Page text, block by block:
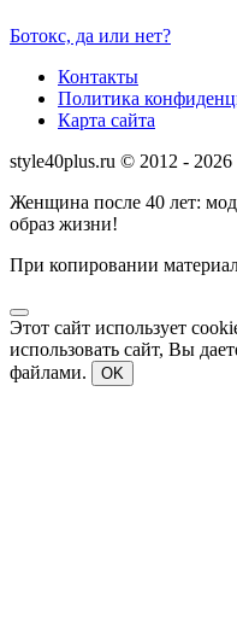
Ботокс, да или нет?
Контакты
Политика
Карта сайта
style40plus.ru © 2012 - 2026
Женщина после 40 лет:
образ жизни!
При копировании
Этот сайт использует
использовать сайт, Вы
файлами.
OK